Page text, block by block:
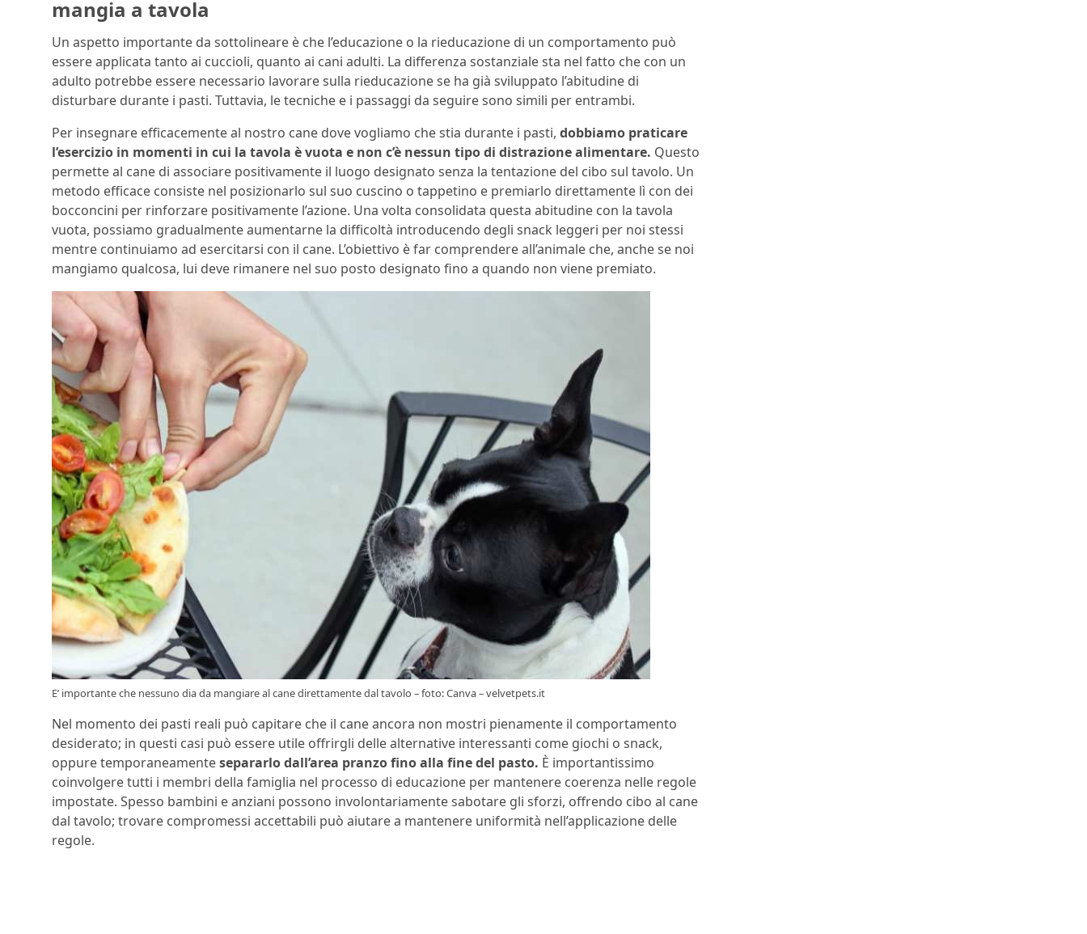
mangia a tavola
Un aspetto importante da sottolineare è che l’educazione o la rieducazione di un comportamento può
essere applicata tanto ai cuccioli, quanto ai cani adulti. La differenza sostanziale sta nel fatto che con un
adulto potrebbe essere necessario lavorare sulla rieducazione se ha già sviluppato l’abitudine di
disturbare durante i pasti. Tuttavia, le tecniche e i passaggi da seguire sono simili per entrambi.
Per insegnare efficacemente al nostro cane dove vogliamo che stia durante i pasti, dobbiamo praticare
l’esercizio in momenti in cui la tavola è vuota e non c’è nessun tipo di distrazione alimentare. Questo
permette al cane di associare positivamente il luogo designato senza la tentazione del cibo sul tavolo. Un
metodo efficace consiste nel posizionarlo sul suo cuscino o tappetino e premiarlo direttamente lì con dei
bocconcini per rinforzare positivamente l’azione. Una volta consolidata questa abitudine con la tavola
vuota, possiamo gradualmente aumentarne la difficoltà introducendo degli snack leggeri per noi stessi
mentre continuiamo ad esercitarsi con il cane. L’obiettivo è far comprendere all’animale che, anche se noi
mangiamo qualcosa, lui deve rimanere nel suo posto designato fino a quando non viene premiato.
E’ importante che nessuno dia da mangiare al cane direttamente dal tavolo – foto: Canva – velvetpets.it
Nel momento dei pasti reali può capitare che il cane ancora non mostri pienamente il comportamento
desiderato; in questi casi può essere utile offrirgli delle alternative interessanti come giochi o snack,
oppure temporaneamentesepararlo dall’area pranzo fino alla fine del pasto. È importantissimo
coinvolgere tutti i membri della famiglia nel processo di educazione per mantenere coerenza nelle regole
impostate. Spesso bambini e anziani possono involontariamente sabotare gli sforzi, offrendo cibo al cane
dal tavolo; trovare compromessi accettabili può aiutare a mantenere uniformità nell’applicazione delle
regole.